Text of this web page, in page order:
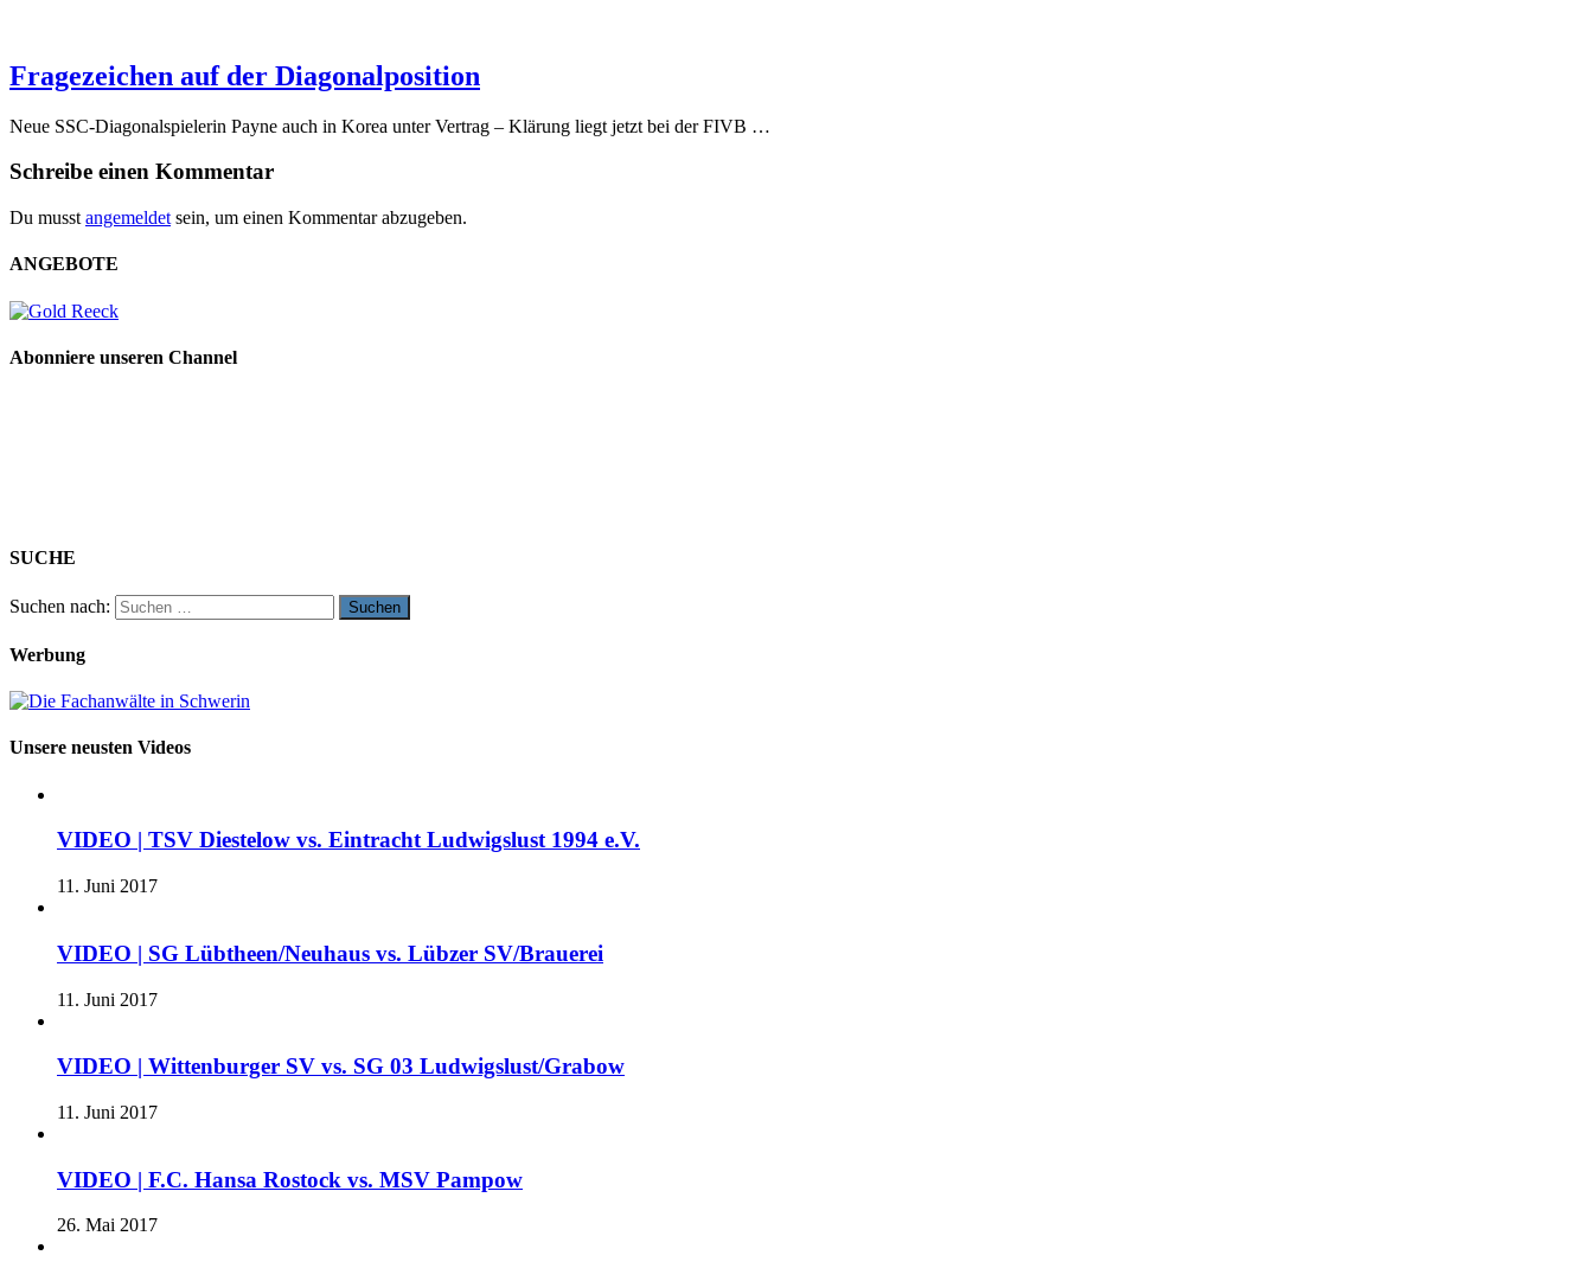
Fragezeichen auf der Diagonalposition
Neue SSC-Diagonalspielerin Payne auch in Korea unter Vertrag – Klärung liegt jetzt bei der FIVB …
Schreibe einen Kommentar
Du musst angemeldet sein, um einen Kommentar abzugeben.
ANGEBOTE
Abonniere unseren Channel
SUCHE
Suchen nach:
Werbung
Unsere neusten Videos
VIDEO | TSV Diestelow vs. Eintracht Ludwigslust 1994 e.V.
11. Juni 2017
VIDEO | SG Lübtheen/Neuhaus vs. Lübzer SV/Brauerei
11. Juni 2017
VIDEO | Wittenburger SV vs. SG 03 Ludwigslust/Grabow
11. Juni 2017
VIDEO | F.C. Hansa Rostock vs. MSV Pampow
26. Mai 2017